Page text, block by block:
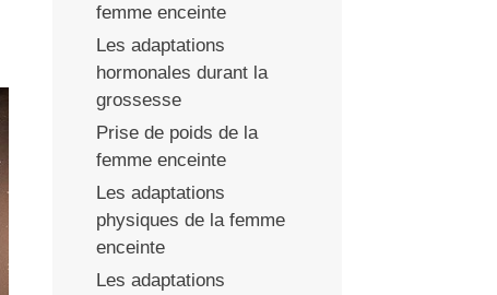
femme enceinte
Les adaptations
hormonales durant la
grossesse
Prise de poids de la
femme enceinte
Les adaptations
physiques de la femme
enceinte
Les adaptations